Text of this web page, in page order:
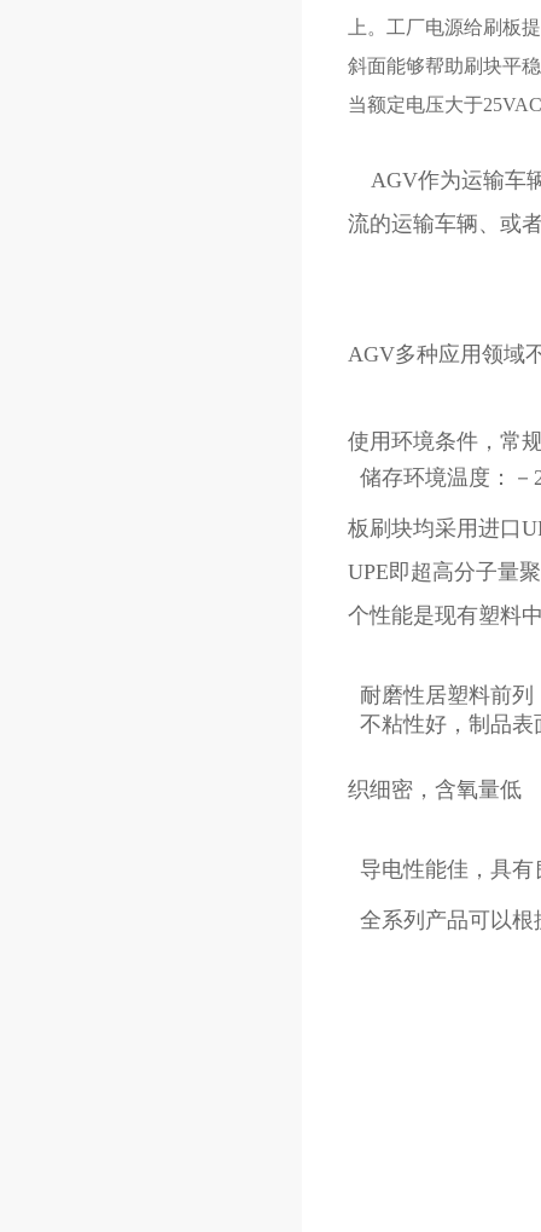
上。工厂电源给刷板
斜面能够帮助刷块平
当额定电压大于
AGV作为运输车
流的运输车辆、或
AGV多种应用领域
使用环境条件，常
板刷块均采用进口
UPE即超高分子量
个性能是现有塑料
织细密，含氧量低
全系列产品可以